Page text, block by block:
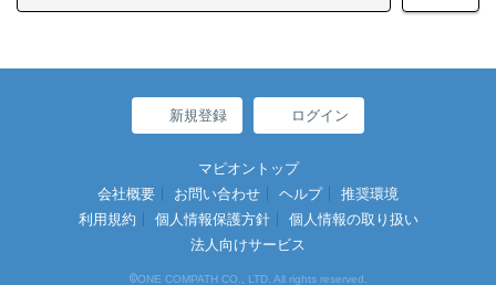
新規登録 ログイン
マピオントップ
会社概要
お問い合わせ ヘルプ
推奨環境
利用規約
個人情報保護方針
個人情報の取り扱い
法人向けサービス
©ONE COMPATH CO., LTD. All rights reserved.